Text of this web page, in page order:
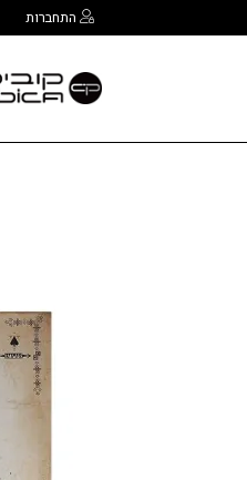
התחברות